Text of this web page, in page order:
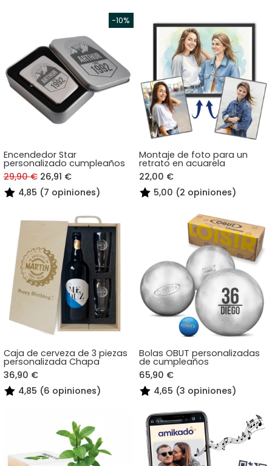
Encendedor Star
personalizado cumpleaños
29,90 €26,91 €
4,85 (7 opiniones)
Montaje de foto para un
retrato en acuarela
22,00 €
5,00 (2 opiniones)
Caja de cerveza de 3 piezas
personalizada Chapa
36,90 €
4,85 (6 opiniones)
Bolas OBUT personalizadas
de cumpleaños
65,90 €
4,65 (3 opiniones)